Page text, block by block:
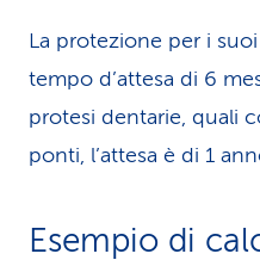
La protezione per i
tempo d’attesa di 6
protesi dentarie, quali
ponti, l’attesa è di 1
Esempio di